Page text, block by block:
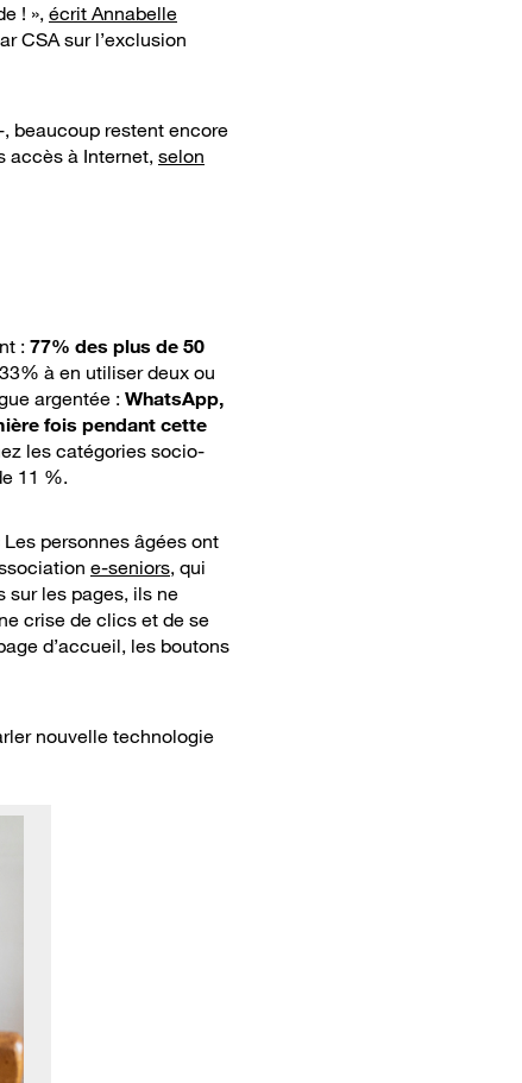
! », écrit Annabelle
CSA sur l’exclusion
, beaucoup restent encore
accès à Internet, selon
: 77% des plus de 50
à en utiliser deux ou
argentée :WhatsApp,
fois pendant cette
les catégories socio-
11 %.
Les personnes âgées ont
e-seniors, qui
sur les pages, ils ne
crise de clics et de se
d’accueil, les boutons
nouvelle technologie